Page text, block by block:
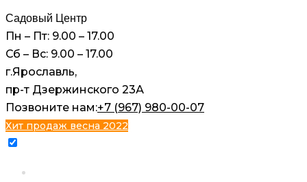
Садовый Центр
Пн – Пт: 9.00 – 17.00
Сб – Вс: 9.00 – 17.00
г.Ярославль,
пр-т Дзержинского 23А
Позвоните нам:+7 (967) 980-00-07
Хит продаж весна 2022